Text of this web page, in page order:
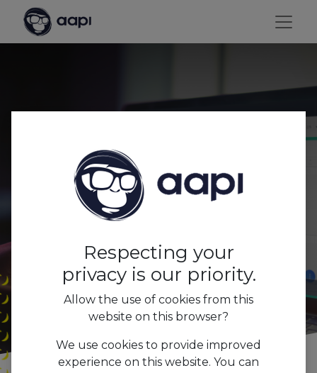
Multiselect : simplifiez
votre planning avec le
superpouvoir de la
sélection groupée
Respecting your
privacy is our priority.
Allow the use of cookies from this
website on this browser?
We use cookies to provide improved
experience on this website. You can